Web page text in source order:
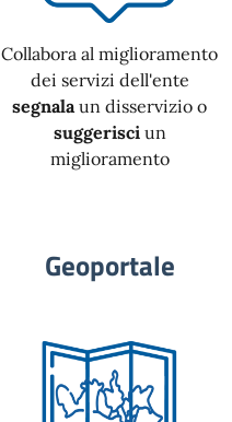
Collabora al miglioramento
dei servizi dell'ente
segnala un disservizio o
suggerisciun
miglioramento
Geoportale